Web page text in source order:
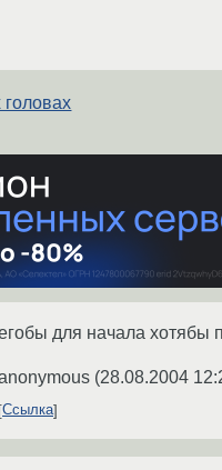
для начала хотябы
(28.08.2004
Ссылка